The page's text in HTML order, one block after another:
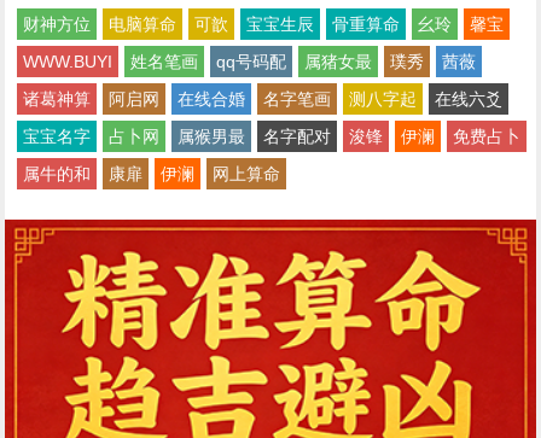
财神方位 电脑算命 可歆 宝宝生辰 骨重算命 幺玲
馨宝
WWW.BUYI
姓名笔画 qq号码配 属猪女最 璞秀
茜薇
诸葛神算
阿启网 在线合婚 名字笔画 测八字起
在线六爻
宝宝名字
占卜网 属猴男最 名字配对 浚锋 伊澜
免费占卜
属牛的和
康扉 伊澜 网上算命